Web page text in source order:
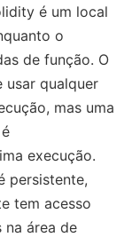
é um local
o
de função. O
qualquer
mas uma
execução.
persistente,
tem acesso
na área de